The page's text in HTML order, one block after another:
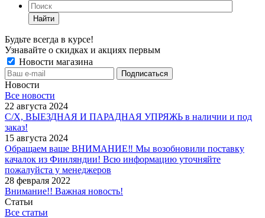
Найти
Будьте всегда в курсе!
Узнавайте о скидках и акциях первым
Новости магазина
Новости
Все новости
22 августа 2024
С/Х, ВЫЕЗДНАЯ И ПАРАДНАЯ УПРЯЖЬ в наличии и под
заказ!
15 августа 2024
Обращаем ваше ВНИМАНИЕ‼ Мы возобновили поставку
качалок из Финляндии! Всю информацию уточняйте
пожалуйста у менеджеров
28 февраля 2022
Внимание!! Важная новость!
Статьи
Все статьи